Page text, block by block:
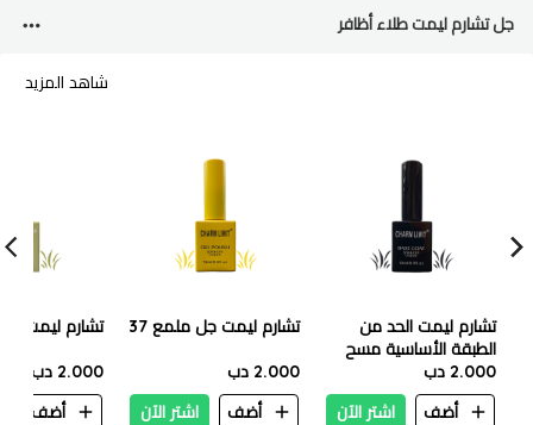
جل تشارم ليمت طلاء أظافر
شاهد المزيد
تشارم ليمت الحد من
الطبقة الأساسية مسح
2.000 دب
أضف
اشتر الآن
تشارم ليمت جل ملمع 37
2.000 دب
أضف
اشتر الآن
تشارم ليمت جل
2.000 دب
أضف